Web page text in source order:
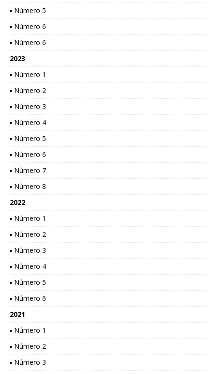
▪ Número 5
▪ Número 6
▪ Número 6
2023
▪ Número 1
▪ Número 2
▪ Número 3
▪ Número 4
▪ Número 5
▪ Número 6
▪ Número 7
▪ Número 8
2022
▪ Número 1
▪ Número 2
▪ Número 3
▪ Número 4
▪ Número 5
▪ Número 6
2021
▪ Número 1
▪ Número 2
▪ Número 3